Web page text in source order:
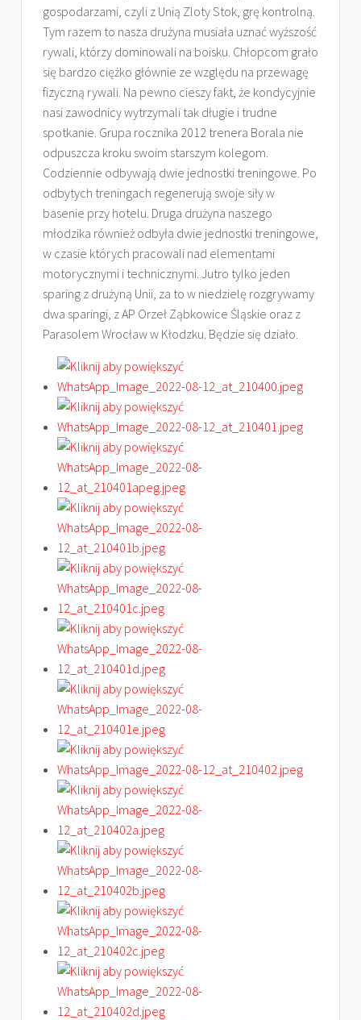
gospodarzami, czyli z Unią Zloty Stok, grę kontrolną.
Tym razem to nasza drużyna musiała uznać wyższość
rywali, którzy dominowali na boisku. Chłopcom grało
się bardzo ciężko głównie ze względu na przewagę
fizyczną rywali. Na pewno cieszy fakt, że kondycyjnie
nasi zawodnicy wytrzymali tak długie i trudne
spotkanie. Grupa rocznika 2012 trenera Borala nie
odpuszcza kroku swoim starszym kolegom.
Codziennie odbywają dwie jednostki treningowe. Po
odbytych treningach regenerują swoje siły w
basenie przy hotelu. Druga drużyna naszego
młodzika również odbyła dwie jednostki treningowe,
w czasie których pracowali nad elementami
motorycznymi i technicznymi. Jutro tylko jeden
sparing z drużyną Unii, za to w niedzielę rozgrywamy
dwa sparingi, z AP Orzeł Ząbkowice Śląskie oraz z
Parasolem Wrocław w Kłodzku. Będzie się działo.